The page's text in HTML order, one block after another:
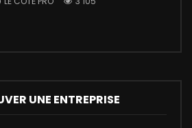
UNE ENTREPRISE